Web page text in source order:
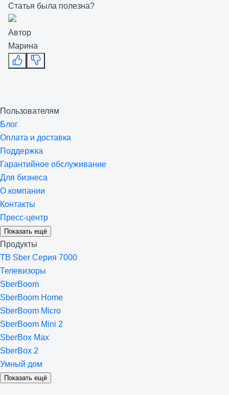
Статья была полезна?
Автор
Марина
Пользователям
Блог
Оплата и доставка
Поддержка
Гарантийное обслуживание
Для бизнеса
О компании
Контакты
Пресс-центр
Показать ещё
Продукты
ТВ Sber Серия 7000
Телевизоры
SberBoom
SberBoom Home
SberBoom Micro
SberBoom Mini 2
SberBox Max
SberBox 2
Умный дом
Показать ещё